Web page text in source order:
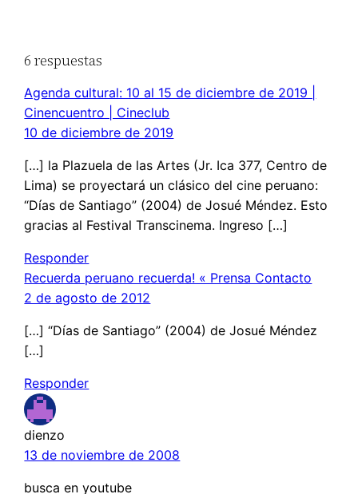
6 respuestas
Agenda cultural: 10 al 15 de diciembre de 2019 |
Cinencuentro | Cineclub
10 de diciembre de 2019
[…] la Plazuela de las Artes (Jr. Ica 377, Centro de
Lima) se proyectará un clásico del cine peruano:
“Días de Santiago” (2004) de Josué Méndez. Esto
gracias al Festival Transcinema. Ingreso […]
Responder
Recuerda peruano recuerda! « Prensa Contacto
2 de agosto de 2012
[…] “Días de Santiago” (2004) de Josué Méndez
[…]
Responder
dienzo
13 de noviembre de 2008
busca en youtube